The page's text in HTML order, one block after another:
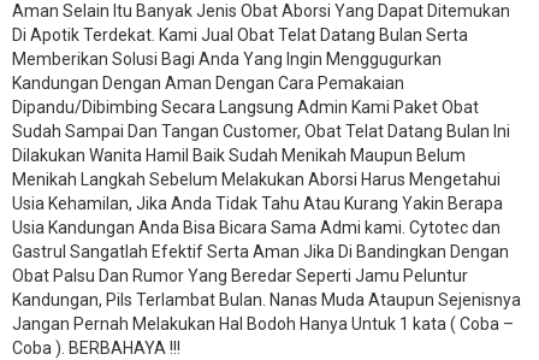
Aman Selain Itu Banyak Jenis Obat Aborsi Yang Dapat Ditemukan
Di Apotik Terdekat. Kami Jual Obat Telat Datang Bulan Serta
Memberikan Solusi Bagi Anda Yang Ingin Menggugurkan
Kandungan Dengan Aman Dengan Cara Pemakaian
Dipandu/Dibimbing Secara Langsung Admin Kami Paket Obat
Sudah Sampai Dan Tangan Customer, Obat Telat Datang Bulan Ini
Dilakukan Wanita Hamil Baik Sudah Menikah Maupun Belum
Menikah Langkah Sebelum Melakukan Aborsi Harus Mengetahui
Usia Kehamilan, Jika Anda Tidak Tahu Atau Kurang Yakin Berapa
Usia Kandungan Anda Bisa Bicara Sama Admi kami. Cytotec dan
Gastrul Sangatlah Efektif Serta Aman Jika Di Bandingkan Dengan
Obat Palsu Dan Rumor Yang Beredar Seperti Jamu Peluntur
Kandungan, Pils Terlambat Bulan. Nanas Muda Ataupun Sejenisnya
Jangan Pernah Melakukan Hal Bodoh Hanya Untuk 1 kata ( Coba –
Coba ). BERBAHAYA !!!